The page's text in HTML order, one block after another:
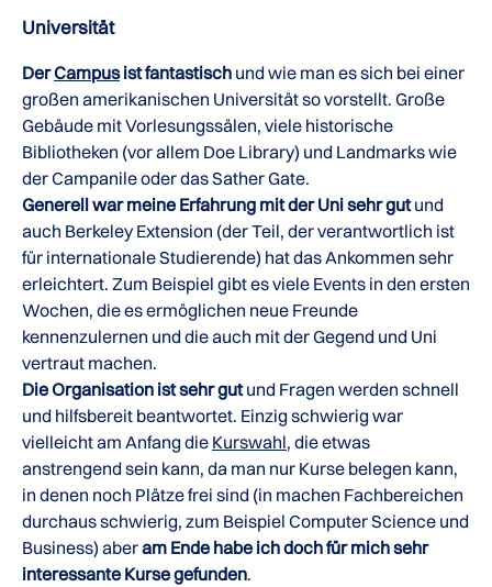
Universität
DerCampusist fantastisch und wie man es sich bei einer
großen amerikanischen Universität so vorstellt. Große
Gebäude mit Vorlesungssälen, viele historische
Bibliotheken (vor allem Doe Library) und Landmarks wie
der Campanile oder das Sather Gate.
Generell war meine Erfahrung mit der Uni sehr gutund
auch Berkeley Extension (der Teil, der verantwortlich ist
für internationale Studierende) hat das Ankommen sehr
erleichtert. Zum Beispiel gibt es viele Events in den ersten
Wochen, die es ermöglichen neue Freunde
kennenzulernen und die auch mit der Gegend und Uni
vertraut machen.
Die Organisation ist sehr gutund Fragen werden schnell
und hilfsbereit beantwortet. Einzig schwierig war
vielleicht am Anfang die Kurswahl, die etwas
anstrengend sein kann, da man nur Kurse belegen kann,
in denen noch Plätze frei sind (in machen Fachbereichen
durchaus schwierig, zum Beispiel Computer Science und
Business) aberam Ende habe ich doch für mich sehr
interessante Kurse gefunden.